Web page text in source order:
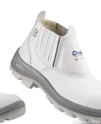
Restaurantes
Pescados
Agro